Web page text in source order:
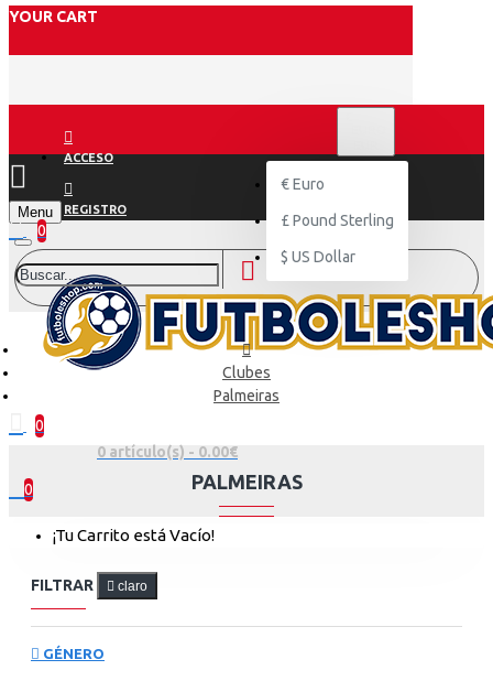
YOUR CART
ACCESO
REGISTRO
€ Euro
£ Pound Sterling
$ US Dollar
Menu
0
0
0 artículo(s) - 0.00€
0
¡Tu Carrito está Vacío!
Clubes
Palmeiras
PALMEIRAS
FILTRAR claro
GÉNERO